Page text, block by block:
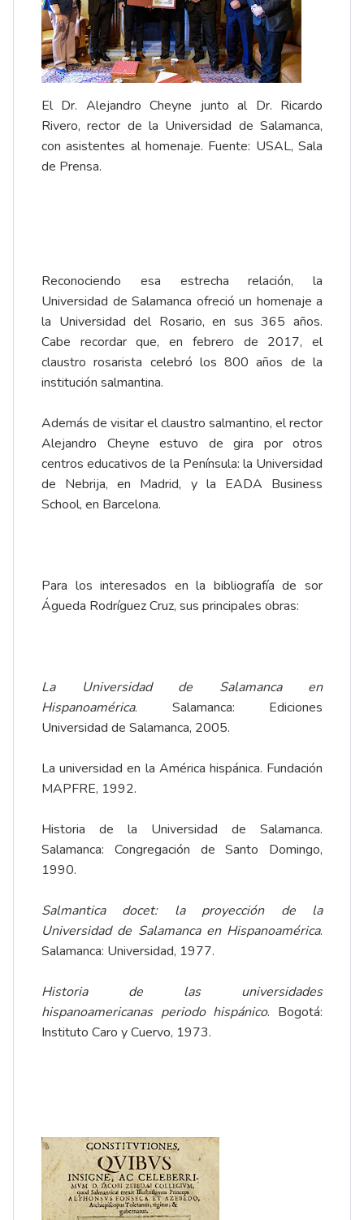
El Dr. Alejandro Cheyne junto al Dr. Ricardo
Rivero, rector de la Universidad de Salamanca,
con asistentes al homenaje. Fuente: USAL, Sala
de Prensa.
Reconociendo esa estrecha relación, la
Universidad de Salamanca ofreció un homenaje a
la Universidad del Rosario, en sus 365 años.
Cabe recordar que, en febrero de 2017, el
claustro rosarista celebró los 800 años de la
institución salmantina.
Además de visitar el claustro salmantino, el rector
Alejandro Cheyne estuvo de gira por otros
centros educativos de la Península: la Universidad
de Nebrija, en Madrid, y la EADA Business
School, en Barcelona.
Para los interesados en la bibliografía de sor
Águeda Rodríguez Cruz, sus principales obras:
La Universidad de Salamanca en
Hispanoamérica. Salamanca: Ediciones
Universidad de Salamanca, 2005.
La universidad en la América hispánica. Fundación
MAPFRE, 1992.
Historia de la Universidad de Salamanca.
Salamanca: Congregación de Santo Domingo,
1990.
Salmantica docet: la proyección de la
Universidad de Salamanca en Hispanoamérica.
Salamanca: Universidad, 1977.
Historia de las universidades
hispanoamericanas periodo hispánico. Bogotá:
Instituto Caro y Cuervo, 1973.